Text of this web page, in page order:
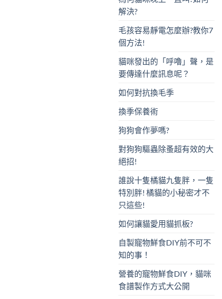
解決?
毛孩容易靜電怎麼辦?教你7
個方法!
貓咪發出的「呼嚕」聲，是
要傳達什麼訊息呢？
如何對抗換毛季
換季保養術
狗狗會作夢嗎?
對狗狗驅蟲除蚤超有效的大
絕招!
誰說十隻橘貓九隻胖，一隻
特別胖! 橘貓的小秘密才不
只這些!
如何讓貓愛用貓抓板?
自製寵物鮮食DIY前不可不
知的事！
營養的寵物鮮食DIY，貓咪
食譜製作方式大公開